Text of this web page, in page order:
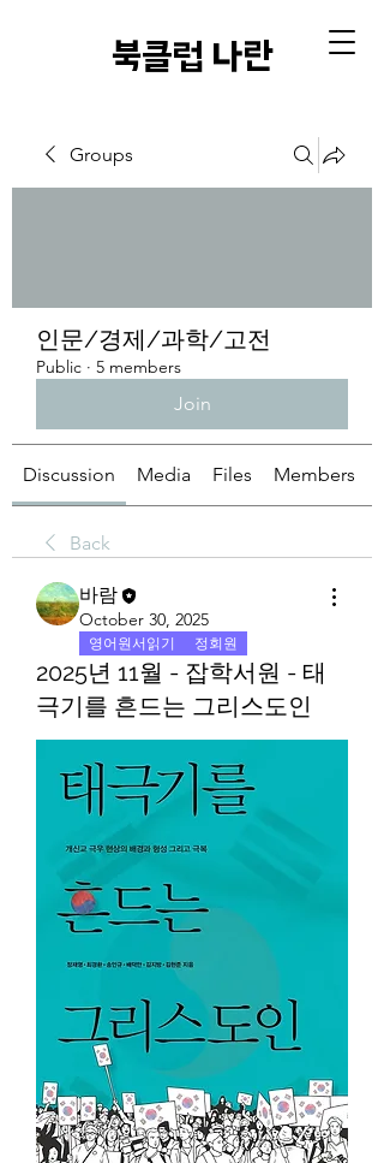
​북클럽 나란
Groups
인문/경제/과학/고전
Public · 5 members
Join
Discussion Media Files Members
Back
바람
October 30, 2025
영어원서읽기 정회원
2025년 11월 - 잡학서원 - 태
극기를 흔드는 그리스도인